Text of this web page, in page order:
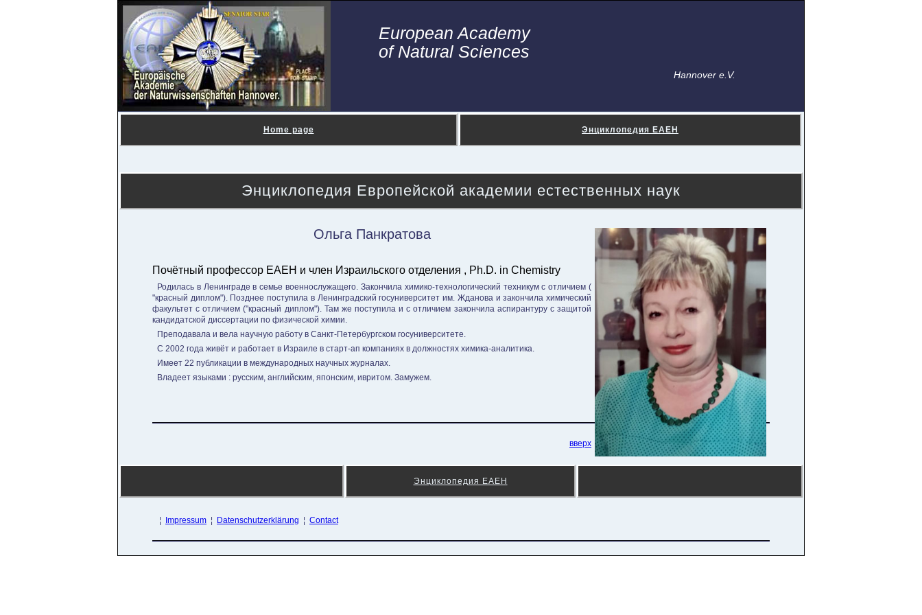
European Academy
of Natural Sciences
Hannover e.V.
Home page Энциклопедия ЕАЕН
Энциклопедия Европейской академии естественных наук
Ольга Панкратова
Почётный профессор ЕАЕН и член Израильского отделения , Ph.D. in Chemistry
Родилась в Ленинграде в семье военнослужащего. Закончила химико-технологический техникум с отличием (
"красный диплом"). Позднее поступила в Ленинградский госуниверситет им. Жданова и закончила химический
факультет с отличием ("красный диплом"). Там же поступила и с отличием закончила аспирантуру с защитой
кандидатской диссертации по физической химии.
Преподавала и вела научную работу в Санкт-Петербургском госуниверситете.
С 2002 года живёт и работает в Израиле в старт-ап компаниях в должностях химика-аналитика.
Имеет 22 публикации в международных научных журналах.
Владеет языками : русским, английским, японским, ивритом. Замужем.
вверх
Энциклопедия ЕАЕН
¦ Impressum ¦ Datenschutzerklärung ¦ Contact